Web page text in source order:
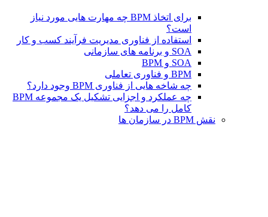
برای اتخاذ BPM چه مهارت هایی مورد نیاز
است؟
استفاده از فناوری مدیریت فرآیند کسب و کار
SOA و برنامه های سازمانی
SOA و BPM
BPM و فناوری تعاملی
چه شاخه هایی از فناوری BPM وجود دارد؟
چه عملکرد و اجزایی تشکیل یک مجموعه BPM
کامل را می دهد؟
نقش BPM در سازمان ها